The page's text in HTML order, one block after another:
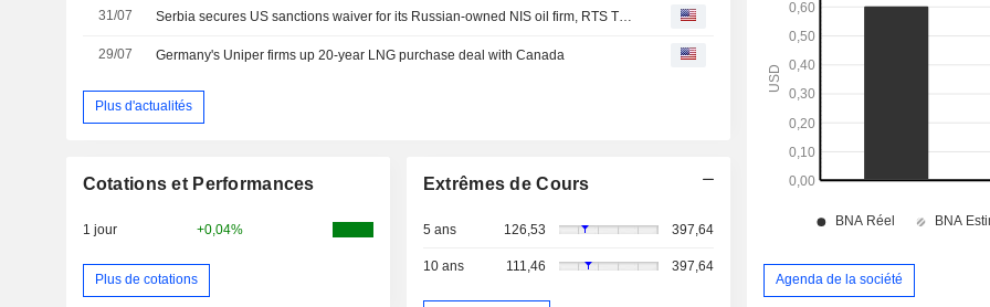
31/07
29/07 Germany's Uniper firms up 20-year LNG purchase deal with Canada
Plus d'actualités
Cotations et Performances
1 jour +0,04%
Plus de cotations
Extrêmes de Cours
5 ans 126,53 397,64
10 ans 111,46 397,64
Agenda de la société